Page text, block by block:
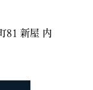
81 新屋 内